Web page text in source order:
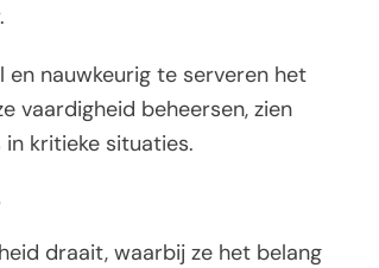
nauwkeurig te serveren het
vaardigheid beheersen, zien
kritieke situaties.
draait, waarbij ze het belang